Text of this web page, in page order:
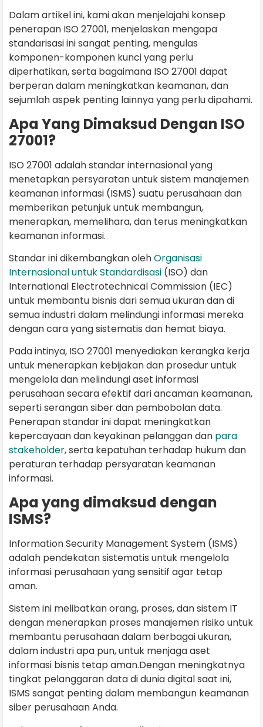
Dalam artikel ini, kami akan menjelajahi konsep
penerapan ISO 27001, menjelaskan mengapa
standarisasi ini sangat penting, mengulas
komponen-komponen kunci yang perlu
diperhatikan, serta bagaimana ISO 27001 dapat
berperan dalam meningkatkan keamanan, dan
sejumlah aspek penting lainnya yang perlu dipahami.
Apa Yang Dimaksud Dengan ISO
27001?
ISO 27001 adalah standar internasional yang
menetapkan persyaratan untuk sistem manajemen
keamanan informasi (ISMS) suatu perusahaan dan
memberikan petunjuk untuk membangun,
menerapkan, memelihara, dan terus meningkatkan
keamanan informasi.
Standar ini dikembangkan olehOrganisasi
Internasional untuk Standardisasi (ISO) dan
International Electrotechnical Commission (IEC)
untuk membantu bisnis dari semua ukuran dan di
semua industri dalam melindungi informasi mereka
dengan cara yang sistematis dan hemat biaya.
Pada intinya, ISO 27001 menyediakan kerangka kerja
untuk menerapkan kebijakan dan prosedur untuk
mengelola dan melindungi aset informasi
perusahaan secara efektif dari ancaman keamanan,
seperti serangan siber dan pembobolan data.
Penerapan standar ini dapat meningkatkan
kepercayaan dan keyakinan pelanggan dan para
stakeholder, serta kepatuhan terhadap hukum dan
peraturan terhadap persyaratan keamanan
informasi.
Apa yang dimaksud dengan
ISMS?
Information Security Management System (ISMS)
adalah pendekatan sistematis untuk mengelola
informasi perusahaan yang sensitif agar tetap
aman.
Sistem ini melibatkan orang, proses, dan sistem IT
dengan menerapkan proses manajemen risiko untuk
membantu perusahaan dalam berbagai ukuran,
dalam industri apa pun, untuk menjaga aset
informasi bisnis tetap aman.Dengan meningkatnya
tingkat pelanggaran data di dunia digital saat ini,
ISMS sangat penting dalam membangun keamanan
siber perusahaan Anda.